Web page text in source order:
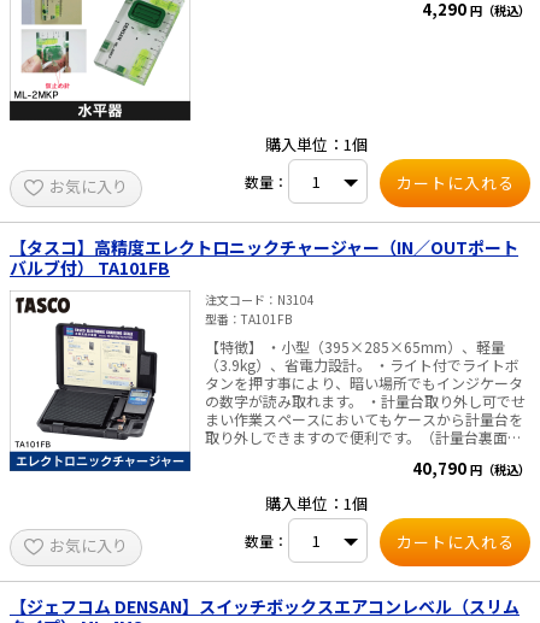
4,290 円（税込）
お気に入り
購入単位：1個
数量：
【タスコ】高精度エレクトロニックチャージャー（IN／OUTポート
バルブ付） TA101FB
注文コード
N3104
型番
TA101FB
【特徴】 ・小型（395×285×65mm）、軽量
（3.9kg）、省電力設計。 ・ライト付でライトボ
タンを押す事により、暗い場所でもインジケータ
の数字が読み取れます。 ・計量台取り外し可でせ
まい作業スペースにおいてもケースから計量台を
取り外しできますので便利です。（計量台裏面に
にゲージマニホールドからのチャージホースを直
を受けず、また、精度の高い充填ができます。
【用途】 ・新冷媒、従来冷媒の計量と機器への充
填に。 【仕様】 ・分解能／ひょう量：50（20kg
ボンベ対応） ・測定精度：±5g ・測定単位：5g
・外形寸法：395（L）×285（W）×65（D）
mm ・質量：3.9kg ・秤台寸法（mm）：
230×230 ・電源：DC9V（006Pアルカリ電池）
40,790 円（税込）
お気に入り
購入単位：1個
数量：
【ジェフコム DENSAN】スイッチボックスエアコンレベル（スリム